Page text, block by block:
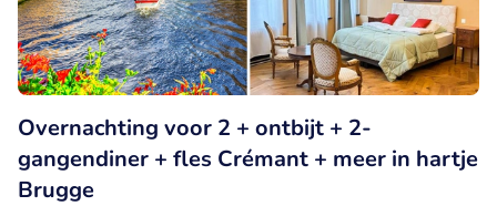
Overnachting voor 2 + ontbijt + 2-
gangendiner + fles Crémant + meer in hartje
Brugge